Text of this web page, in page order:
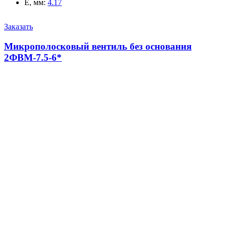
E, мм: 4.17
Заказать
Микрополосковый вентиль без основания
2ФВМ-7.5-6*